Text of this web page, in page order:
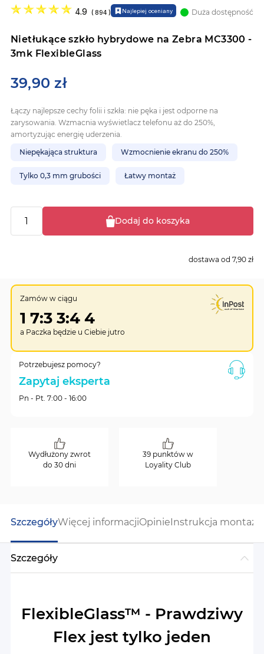
na
początek
4.9 (894 ) Najlepiej oceniany Duża dostępność
Nietłukące szkło hybrydowe na Zebra MC3300 -
3mk FlexibleGlass
39,90 zł
Łączy najlepsze cechy folii i szkła: nie pęka i jest odporne na
zarysowania. Wzmacnia wyświetlacz telefonu aż do 250%,
amortyzując energię uderzenia.
Niepękająca struktura
Wzmocnienie ekranu do 250%
Tylko 0,3 mm grubości Łatwy montaż
Dodaj do koszyka
dostawa od 7,90 zł
Potrzebujesz pomocy?
Zapytaj eksperta
Pn - Pt. 7:00 - 16:00
Zamów w ciągu
1 7:3 3:4 3
a Paczka będzie u Ciebie jutro
Wydłużony zwrot
do 30 dni
39 punktów w
Loyality Club
SzczegółyWięcej informacjiOpinieInstrukcja montażu
Szczegóły
FlexibleGlass™ - Prawdziwy
Flex jest tylko jeden